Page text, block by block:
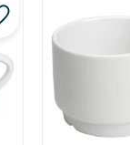
till i favoriter